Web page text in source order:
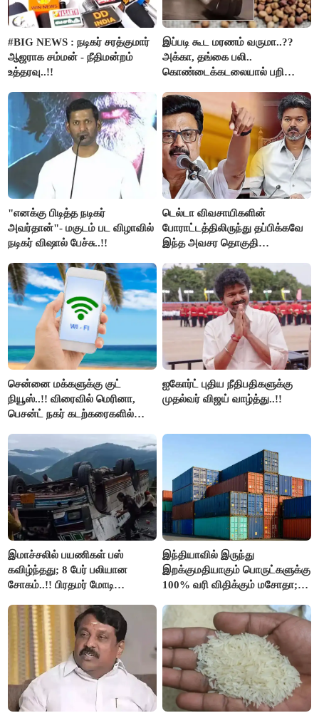
#BIG NEWS : நடிகர் சரத்குமார்
ஆஜராக சம்மன் - நீதிமன்றம்
உத்தரவு..!!
இப்படி கூட மரணம் வருமா..??
அக்கா, தங்கை பலி..
கொண்டைக்கடலையால் பறிபோன
"எனக்கு பிடித்த நடிகர்
அவர்தான்"- மகுடம் பட விழாவில்
நடிகர் விஷால் பேச்சு..!!
டெல்டா விவசாயிகளின்
போராட்டத்திலிருந்து தப்பிக்கவே
இந்த அவசர தொகுதி
அரங்கேற்றுகிறார் முதலமைச்சர் -
திமுக ஐடி விங்..!!
சென்னை மக்களுக்கு குட்
நியூஸ்..!! விரைவில் மெரினா,
பெசன்ட் நகர் கடற்கரைகளில்
ஐகோர்ட் புதிய நீதிபதிகளுக்கு
முதல்வர் விஜய் வாழ்த்து..!!
இமாச்சலில் பயணிகள் பஸ்
கவிழ்ந்தது; 8 பேர் பலியான
சோகம்..!! பிரதமர் மோடி
இந்தியாவில் இருந்து
இறக்குமதியாகும் பொருட்களுக்கு
100% வரி விதிக்கும் மசோதா;